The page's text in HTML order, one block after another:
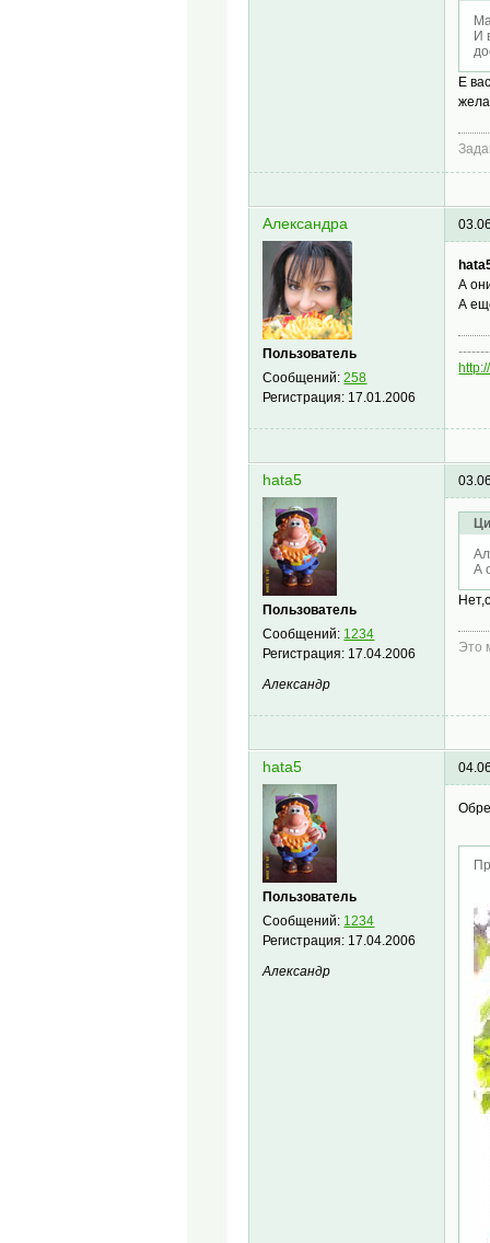
И
Е
Александра
Пользователь
Сообщений:258
Регистрация: 17.01.2006
А
А
hata5
Пользователь
Сообщений: 1234
Регистрация: 17.04.2006
Александр
А
Это
hata5
Пользователь
Сообщений: 1234
Регистрация: 17.04.2006
Александр